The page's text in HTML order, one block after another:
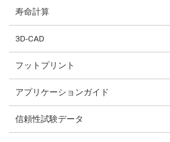
寿命計算
3D-CAD
フットプリント
アプリケーションガイド
信頼性試験データ